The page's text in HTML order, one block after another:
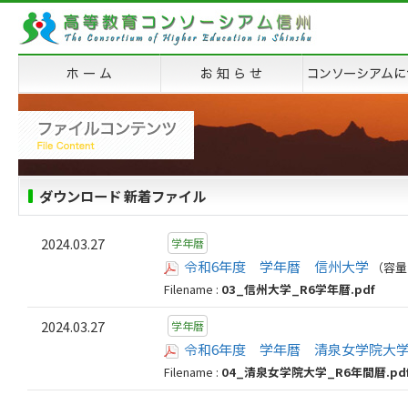
ダウンロード 新着ファイル
2024.03.27 学年暦
令和6年度 学年暦 信州大学
（容
Filename : 03_信州大学_R6学年暦.pdf
2024.03.27 学年暦
令和6年度 学年暦 清泉女学院大
Filename : 04_清泉女学院大学_R6年間暦